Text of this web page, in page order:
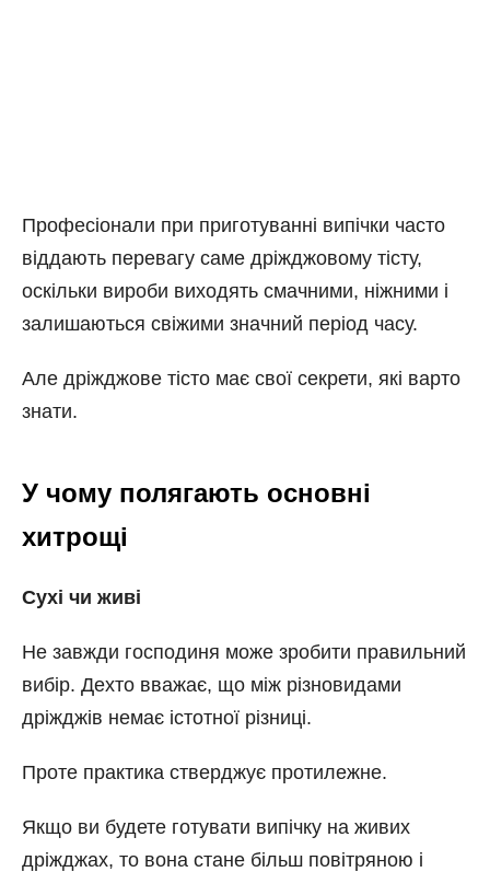
Професіонали при приготуванні випічки часто
віддають перевагу саме дріжджовому тісту,
оскільки вироби виходять смачними, ніжними і
залишаються свіжими значний період часу.
Але дріжджове тісто має свої секрети, які варто
знати.
У чому полягають основні
хитрощі
Сухі чи живі
Не завжди господиня може зробити правильний
вибір. Дехто вважає, що між різновидами
дріжджів немає істотної різниці.
Проте практика стверджує протилежне.
Якщо ви будете готувати випічку на живих
дріжджах, то вона стане більш повітряною і